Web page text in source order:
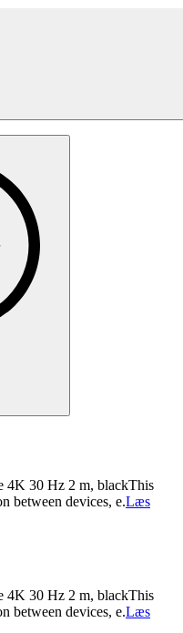
30 Hz 2 m, blackThis
between devices, e.Læs
30 Hz 2 m, blackThis
between devices, e.Læs